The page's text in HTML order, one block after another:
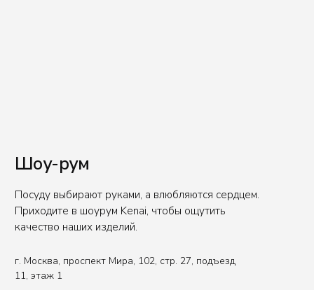
Вы представитель индустрии
ХОРЕКА/HoReCa?
Оставьте свои контакты, чтобы получить
специальные условия.